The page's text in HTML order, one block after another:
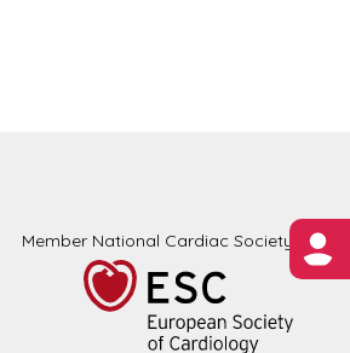
Member National Cardiac Society